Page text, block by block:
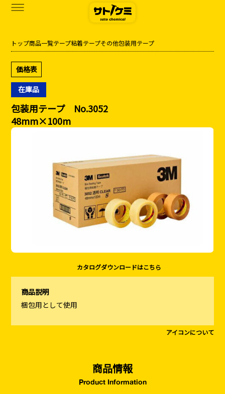
サトケミって？
お知らせ
お問い合わせ
アクセス
トップ商品一覧テープ粘着テープその他包装用テープ
価格表
在庫品
包装用テープ No.3052
48mm×100m
カタログダウンロードはこちら
商品説明
梱包用として使用
アイコンについて
商品情報
Product Information